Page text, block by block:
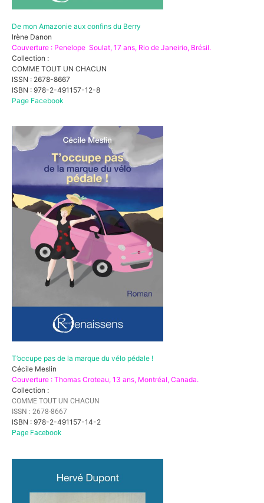
De mon Amazonie aux confins du Berry
Irène Danon
Couverture : Penelope Soulat, 17 ans, Rio de Janeirio, Brésil.
Collection :
COMME TOUT UN CHACUN
ISSN : 2678-8667
ISBN : 978-2-491157-12-8
Page Facebook
T’occupe pas de la marque du vélo pédale !
Cécile Meslin
Couverture : Thomas Croteau, 13 ans, Montréal, Canada.
Collection :
COMME TOUT UN CHACUN
ISSN : 2678-8667
ISBN : 978-2-491157-14-2
Page Facebook